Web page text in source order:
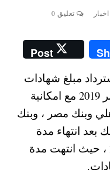
اخبار تعليق 0
Post
مبلغ شهادات
قناة السويس الجديدة في سبتمبر 2019 مع امكانية
وبنك مصر ، وبنك
بعد انتهاء مدة
الشهادة بداية من 5 سبتمبر 2019 ، حيث انتهت مدة